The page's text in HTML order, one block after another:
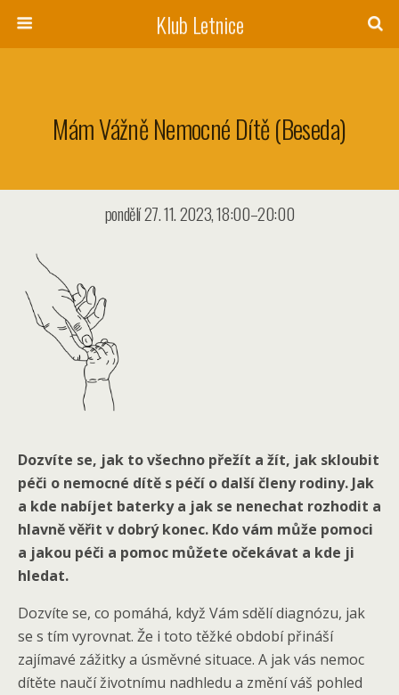
Klub Letnice
Mám Vážně Nemocné Dítě (beseda)
pondělí 27. 11. 2023, 18:00–20:00
Dozvíte se, jak to všechno přežít a žít, jak skloubit
péči o nemocné dítě s péčí o další členy rodiny. Jak
a kde nabíjet baterky a jak se nenechat rozhodit a
hlavně věřit v dobrý konec. Kdo vám může pomoci
a jakou péči a pomoc můžete očekávat a kde ji
hledat.
Dozvíte se, co pomáhá, když Vám sdělí diagnózu, jak
se s tím vyrovnat. Že i toto těžké období přináší
zajímavé zážitky a úsměvné situace. A jak vás nemoc
dítěte naučí životnímu nadhledu a změní váš pohled